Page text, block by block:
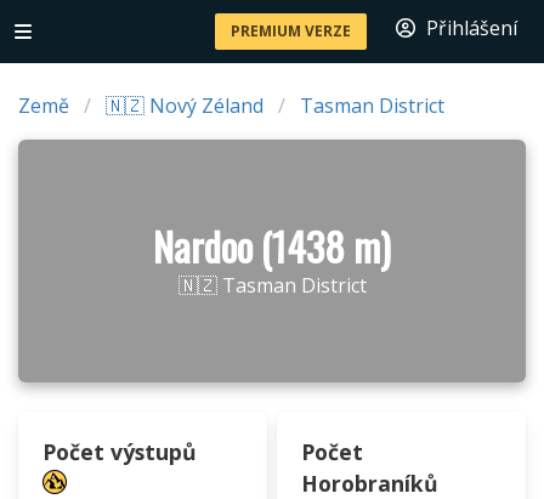
PREMIUM VERZE Přihlášení
Země 🇳🇿 Nový Zéland Tasman District
Nardoo (1438 m)
🇳🇿 Tasman District
Počet výstupů
Počet
Horobraníků